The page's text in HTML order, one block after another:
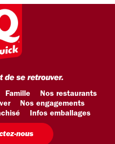
Famille
Nos restaurants
Nos engagements
Infos emballages
nous